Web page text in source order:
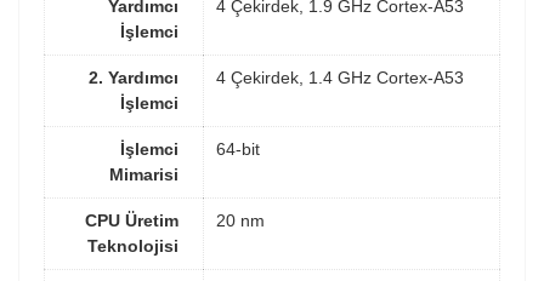
Yardımcı
İşlemci
4 Çekirdek, 1.9 GHz Cortex-A53
2. Yardımcı
İşlemci
4 Çekirdek, 1.4 GHz Cortex-A53
İşlemci
Mimarisi
64-bit
CPU Üretim
Teknolojisi
20 nm